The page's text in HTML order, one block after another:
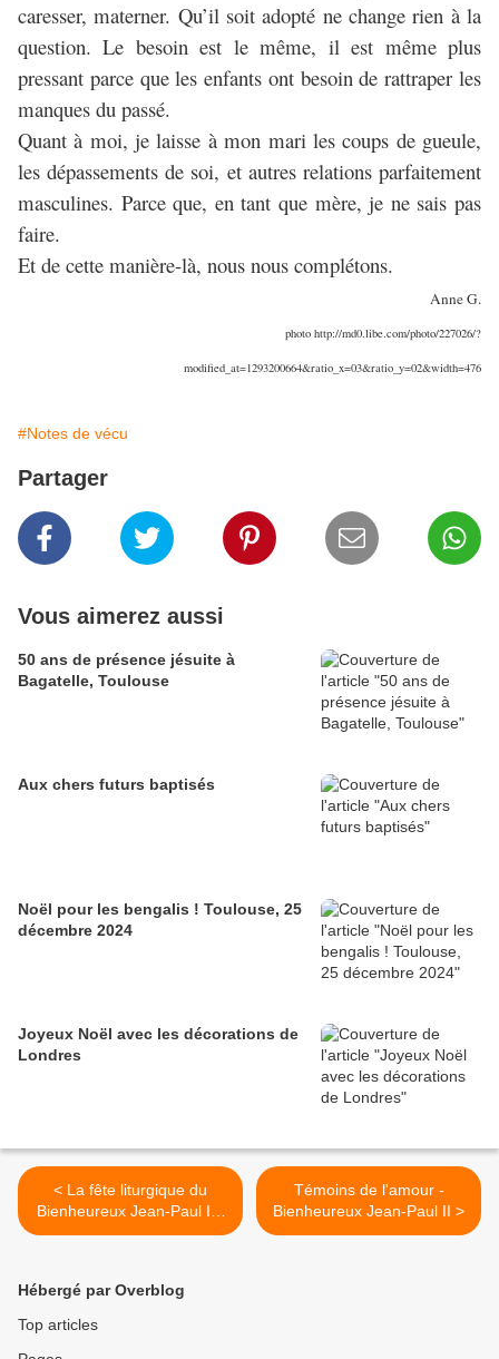
caresser, materner. Qu’il soit adopté ne change rien à la
question. Le besoin est le même, il est même plus
pressant parce que les enfants ont besoin de rattraper les
manques du passé.
Quant à moi, je laisse à mon mari les coups de gueule,
les dépassements de soi, et autres relations parfaitement
masculines. Parce que, en tant que mère, je ne sais pas
faire.
Et de cette manière-là, nous nous complétons.
Anne G.
photo http://md0.libe.com/photo/227026/?
modified_at=1293200664&ratio_x=03&ratio_y=02&width=476
#Notes de vécu
Partager
Vous aimerez aussi
50 ans de présence jésuite à
Bagatelle, Toulouse
Aux chers futurs baptisés
Noël pour les bengalis ! Toulouse, 25
décembre 2024
Joyeux Noël avec les décorations de
Londres
< La fête liturgique du
Bienheureux Jean-Paul II -
22 octobre
Témoins de l'amour -
Bienheureux Jean-Paul II >
Hébergé par Overblog
Top articles